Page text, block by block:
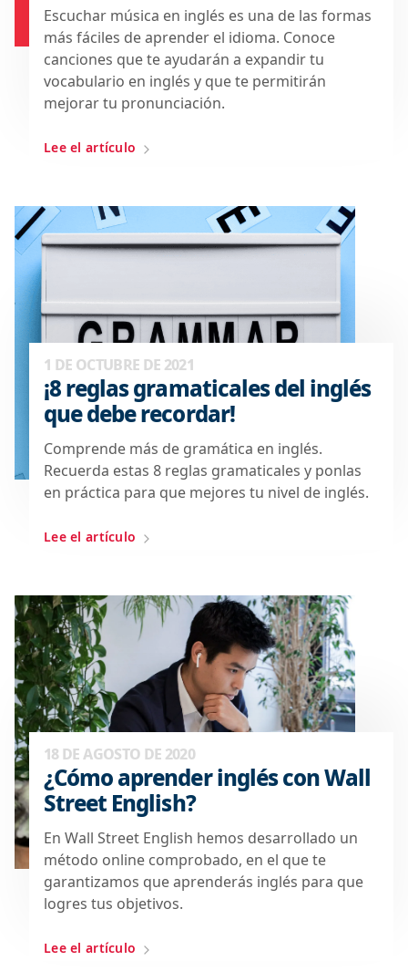
Escuchar música en inglés es una de las formas
más fáciles de aprender el idioma. Conoce
canciones que te ayudarán a expandir tu
vocabulario en inglés y que te permitirán
mejorar tu pronunciación.
Lee el artículo
1 DE OCTUBRE DE 2021
¡8 reglas gramaticales del inglés
que debe recordar!
Comprende más de gramática en inglés.
Recuerda estas 8 reglas gramaticales y ponlas
en práctica para que mejores tu nivel de inglés.
Lee el artículo
18 DE AGOSTO DE 2020
¿Cómo aprender inglés con Wall
Street English?
En Wall Street English hemos desarrollado un
método online comprobado, en el que te
garantizamos que aprenderás inglés para que
logres tus objetivos.
Lee el artículo